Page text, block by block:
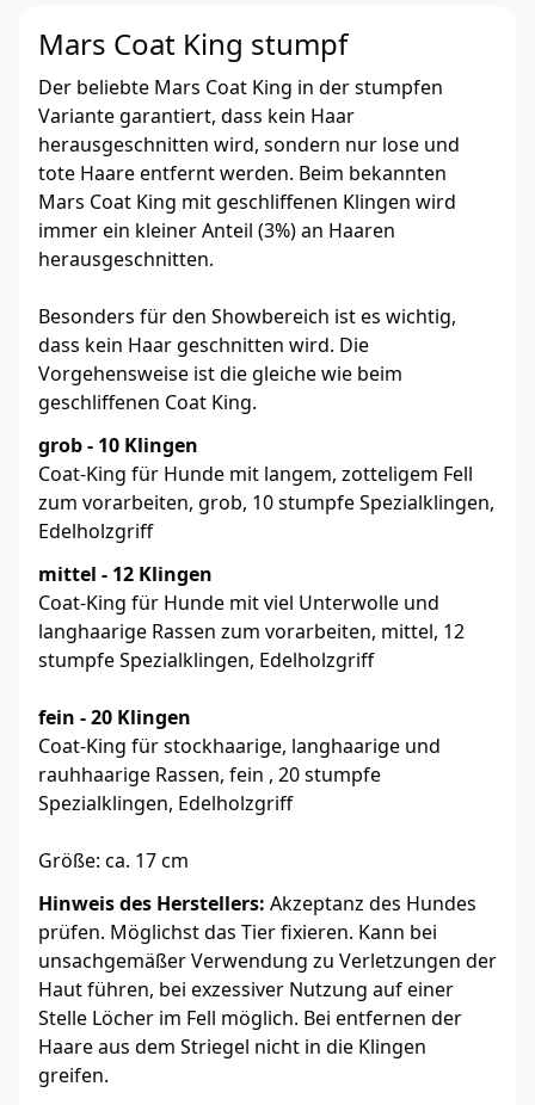
Mars Coat King stumpf
Der beliebte Mars Coat King in der stumpfen
Variante garantiert, dass kein Haar
herausgeschnitten wird, sondern nur lose und
tote Haare entfernt werden. Beim bekannten
Mars Coat King mit geschliffenen Klingen wird
immer ein kleiner Anteil (3%) an Haaren
herausgeschnitten.
Besonders für den Showbereich ist es wichtig,
dass kein Haar geschnitten wird. Die
Vorgehensweise ist die gleiche wie beim
geschliffenen Coat King.
grob - 10 Klingen
Coat-King für Hunde mit langem, zotteligem Fell
zum vorarbeiten, grob, 10 stumpfe Spezialklingen,
Edelholzgriff
mittel - 12 Klingen
Coat-King für Hunde mit viel Unterwolle und
langhaarige Rassen zum vorarbeiten, mittel, 12
stumpfe Spezialklingen, Edelholzgriff
fein - 20 Klingen
Coat-King für stockhaarige, langhaarige und
rauhhaarige Rassen, fein , 20 stumpfe
Spezialklingen, Edelholzgriff
Größe: ca. 17 cm
Hinweis des Herstellers: Akzeptanz des Hundes
prüfen. Möglichst das Tier fixieren. Kann bei
unsachgemäßer Verwendung zu Verletzungen der
Haut führen, bei exzessiver Nutzung auf einer
Stelle Löcher im Fell möglich. Bei entfernen der
Haare aus dem Striegel nicht in die Klingen
greifen.